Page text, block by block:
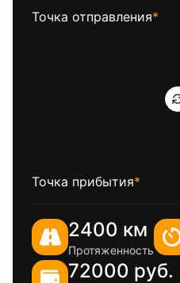
Точка отправления*
Точка прибытия*
2400 км
Протяженность
72000 руб.